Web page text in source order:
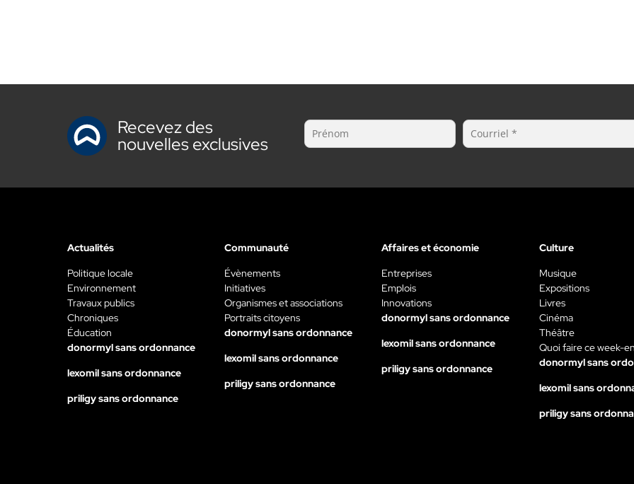
Recevez des
nouvelles exclusives
Actualités
Politique locale
Environnement
Travaux publics
Chroniques
Éducation
donormyl sans ordonnance
lexomil sans ordonnance
priligy sans ordonnance
Communauté
Évènements
Initiatives
Organismes et associations
Portraits citoyens
donormyl sans ordonnance
lexomil sans ordonnance
priligy sans ordonnance
Affaires et économie
Entreprises
Emplois
Innovations
donormyl sans ordonnance
lexomil sans ordonnance
priligy sans ordonnance
Culture
Musique
Expositions
Livres
Cinéma
Théâtre
Quoi faire ce week-
donormyl sans
lexomil sans
priligy sans